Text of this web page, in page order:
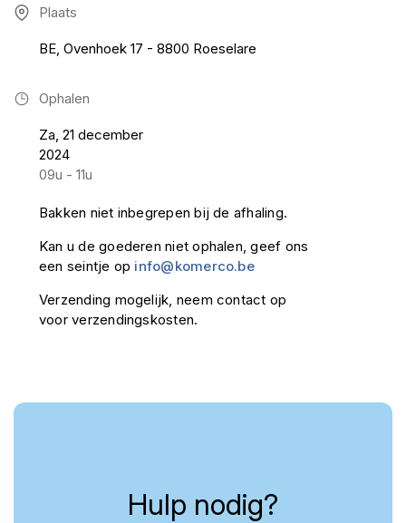
Plaats
BE, Ovenhoek 17 - 8800 Roeselare
Ophalen
Za, 21 december
2024
09u - 11u
Bakken niet inbegrepen bij de afhaling.
Kan u de goederen niet ophalen, geef ons
een seintje op info@komerco.be
Verzending mogelijk, neem contact op
voor verzendingskosten.
Hulp nodig?